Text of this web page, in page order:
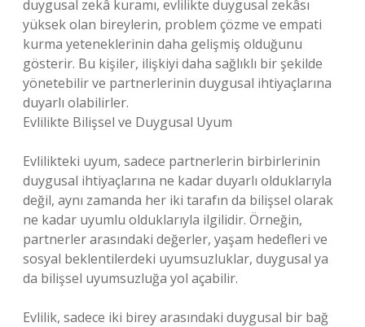
duygusal zekâ kuramı, evlilikte duygusal zekâsı
yüksek olan bireylerin, problem çözme ve empati
kurma yeteneklerinin daha gelişmiş olduğunu
gösterir. Bu kişiler, ilişkiyi daha sağlıklı bir şekilde
yönetebilir ve partnerlerinin duygusal ihtiyaçlarına
duyarlı olabilirler.
Evlilikte Bilişsel ve Duygusal Uyum
Evlilikteki uyum, sadece partnerlerin birbirlerinin
duygusal ihtiyaçlarına ne kadar duyarlı olduklarıyla
değil, aynı zamanda her iki tarafın da bilişsel olarak
ne kadar uyumlu olduklarıyla ilgilidir. Örneğin,
partnerler arasındaki değerler, yaşam hedefleri ve
sosyal beklentilerdeki uyumsuzluklar, duygusal ya
da bilişsel uyumsuzluğa yol açabilir.
Evlilik, sadece iki birey arasındaki duygusal bir bağ